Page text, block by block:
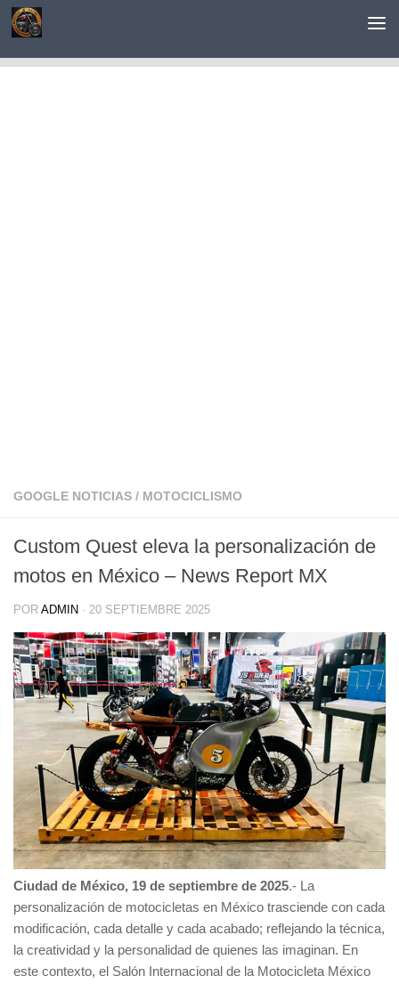
Saltar al contenido
GOOGLE NOTICIAS / MOTOCICLISMO
Custom Quest eleva la personalización de
motos en México – News Report MX
POR ADMIN · 20 SEPTIEMBRE 2025
Ciudad de México, 19 de septiembre de 2025.- La
personalización de motocicletas en México trasciende con cada
modificación, cada detalle y cada acabado; reflejando la técnica,
la creatividad y la personalidad de quienes las imaginan. En
este contexto, el Salón Internacional de la Motocicleta México